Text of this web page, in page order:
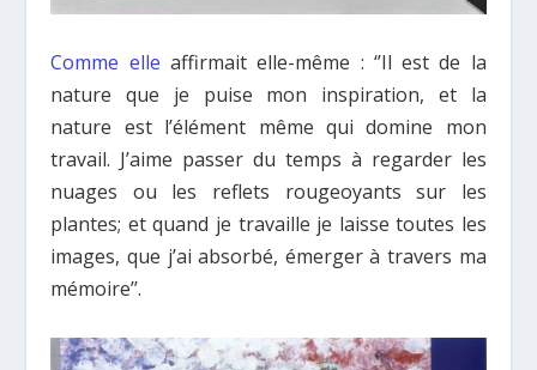
Comme elle affirmait elle-même : ‘’Il est de la
nature que je puise mon inspiration, et la
nature est l’élément même qui domine mon
travail. J’aime passer du temps à regarder les
nuages ou les reflets rougeoyants sur les
plantes; et quand je travaille je laisse toutes les
images, que j’ai absorbé, émerger à travers ma
mémoire’’.